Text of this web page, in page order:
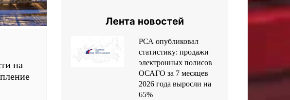
на
Лента новостей
РСА опубликовал
статистику: продажи
электронных полисов
ОСАГО за 7 месяцев
2026 года выросли на
65%